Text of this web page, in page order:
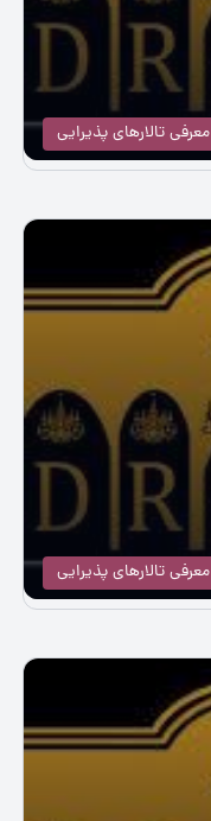
معرفی تالارهای پذیرایی
معرفی تالارهای پذیرایی